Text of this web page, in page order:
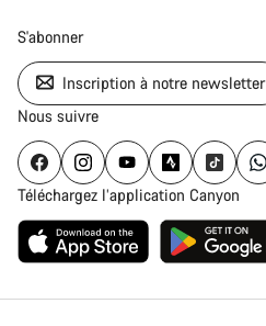
S'abonner
Inscription à notre newsletter
Nous suivre
Téléchargez l’application Canyon